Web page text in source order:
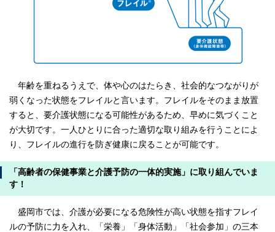
年齢を重ねるうえで、体や心のはたらき、社会的なつながりが
弱くなった状態をフレイルと言います。フレイルをそのまま放置
すると、要介護状態になる可能性があるため、早めに気づくこと
が大切です。一人ひとりに合った適切な取り組みを行うことによ
り、フレイルの進行を防ぎ健康に戻ることが可能です。
「高齢者の保健事業と介護予防の一体的実施」に取り組んでいま
す！
盛岡市では、介護が必要になる危険性が高い状態を指すフレイ
ルの予防に力を入れ、「栄養」「身体活動」「社会参加」の三本